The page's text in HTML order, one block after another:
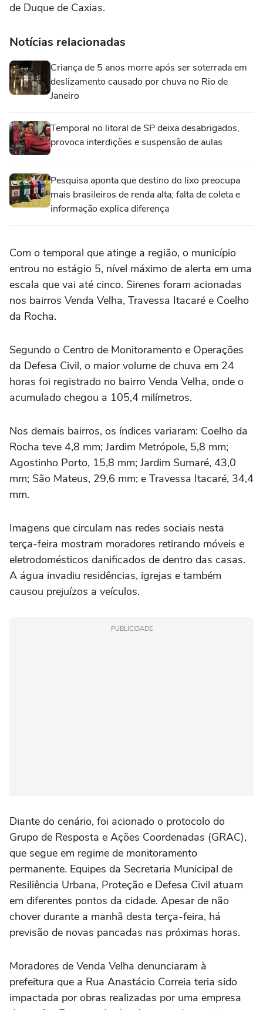
de Duque de Caxias.
Notícias relacionadas
Criança de 5 anos morre após ser soterrada em
deslizamento causado por chuva no Rio de
Janeiro
Temporal no litoral de SP deixa desabrigados,
provoca interdições e suspensão de aulas
Pesquisa aponta que destino do lixo preocupa
mais brasileiros de renda alta; falta de coleta e
informação explica diferença
Com o temporal que atinge a região, o município
entrou no estágio 5, nível máximo de alerta em uma
escala que vai até cinco. Sirenes foram acionadas
nos bairros Venda Velha, Travessa Itacaré e Coelho
da Rocha.
Segundo o Centro de Monitoramento e Operações
da Defesa Civil, o maior volume de chuva em 24
horas foi registrado no bairro Venda Velha, onde o
acumulado chegou a 105,4 milímetros.
Nos demais bairros, os índices variaram: Coelho da
Rocha teve 4,8 mm; Jardim Metrópole, 5,8 mm;
Agostinho Porto, 15,8 mm; Jardim Sumaré, 43,0
mm; São Mateus, 29,6 mm; e Travessa Itacaré, 34,4
mm.
Imagens que circulam nas redes sociais nesta
terça-feira mostram moradores retirando móveis e
eletrodomésticos danificados de dentro das casas.
A água invadiu residências, igrejas e também
causou prejuízos a veículos.
PUBLICIDADE
Diante do cenário, foi acionado o protocolo do
Grupo de Resposta e Ações Coordenadas (GRAC),
que segue em regime de monitoramento
permanente. Equipes da Secretaria Municipal de
Resiliência Urbana, Proteção e Defesa Civil atuam
em diferentes pontos da cidade. Apesar de não
chover durante a manhã desta terça-feira, há
previsão de novas pancadas nas próximas horas.
Moradores de Venda Velha denunciaram à
prefeitura que a Rua Anastácio Correia teria sido
impactada por obras realizadas por uma empresa